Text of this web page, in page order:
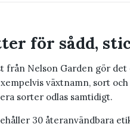
för sådd,
från Nelson Garden gör
växtnamn, sort
sorter odlas samtidigt.
30 återanvändbara